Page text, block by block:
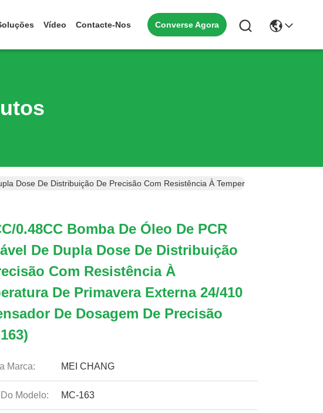
Vídeo Contacte-Nos Converse Agora
Dose De Distribuição De Precisão Com Resistência À Temperatura De
0.48CC Bomba De Óleo De PCR
De Dupla Dose De Distribuição
Com Resistência À
De Primavera Externa 24/410
De Dosagem De Precisão
Marca: MEI CHANG
Modelo: MC-163